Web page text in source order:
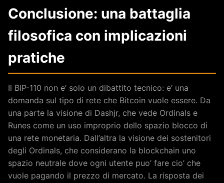
Conclusione: una battaglia
filosofica con implicazioni
pratiche
Il BIP-110 non e’ solo un dibattito tecnico: e’ una
domanda sul tipo di rete che Bitcoin vuole essere. Da
una parte la visione di Dashjr, che vede Ordinals e
Runes come un uso improprio dello spazio blocco di
una rete monetaria. Dall’altra la visione dei sostenitori
degli Ordinals, che considerano la blockchain uno
spazio neutrale dove ogni utente puo’ fare cio’ che
vuole pagando il prezzo di mercato. La risposta dei